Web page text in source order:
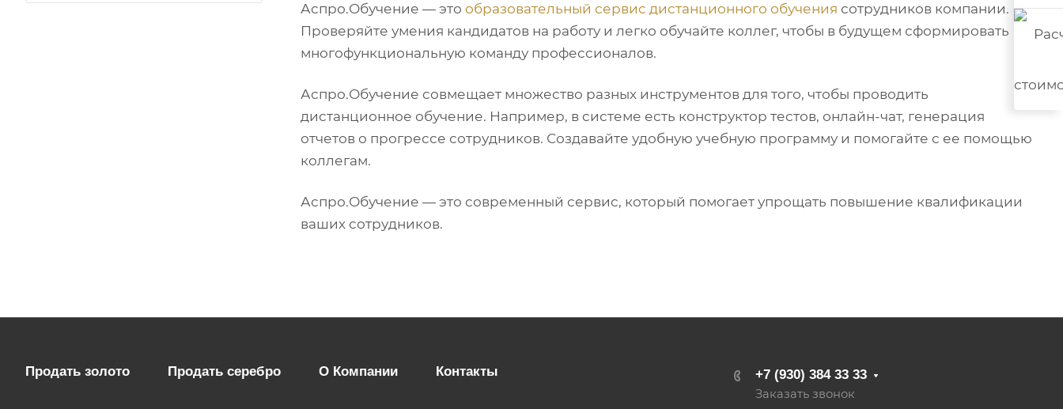
Аспро.Обучение — это образовательный сервис дистанционного обучения сотрудников компании.
Проверяйте умения кандидатов на работу и легко обучайте коллег, чтобы в будущем сформировать
многофункциональную команду профессионалов.
Аспро.Обучение совмещает множество разных инструментов для того, чтобы проводить
дистанционное обучение. Например, в системе есть конструктор тестов, онлайн-чат, генерация
отчетов о прогрессе сотрудников. Создавайте удобную учебную программу и помогайте с ее помощью
коллегам.
Аспро.Обучение — это современный сервис, который помогает упрощать повышение квалификации
ваших сотрудников.
Продать золото Продать серебро О Компании Контакты +7 (930) 384 33 33
Заказать звонок